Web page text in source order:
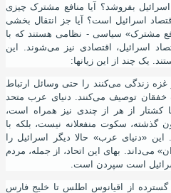
بفروشد؟ آیا منافع مشترک چیزی
اسرائیل است؟ آیا جز انتقال بخشی
مشترک» سیاسی - نظامی هستند که با
اسرائیل، اقتصادی نیز می‌شوند. این
یک چند از این زیانها:
زندگی می‌کنند را حتی وسائل ارتباط
توصیف می‌کنند. دنیای عرب متحد
کشتار از هر از چندی نیز همراه است،
سکوت منفعلانه نیست، بلکه با
«دنیای عرب» حالا دیگر اسرائیل را
می‌داند. بهای این اتحاد، از جمله، مردم
است سپردن است.
گسترده از اقیانوس اطلس تا خلیج فارس